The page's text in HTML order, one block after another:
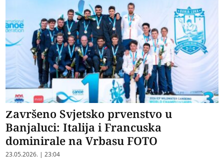
Završeno Svjetsko prvenstvo u
Banjaluci: Italija i Francuska
dominirale na Vrbasu FOTO
23.05.2026. | 23:04